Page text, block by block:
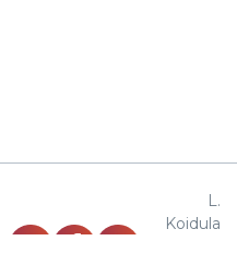
L.
Koidula